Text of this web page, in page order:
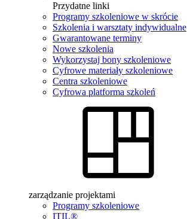
Przydatne linki
Programy szkoleniowe w skrócie
Szkolenia i warsztaty indywidualne
Gwarantowane terminy
Nowe szkolenia
Wykorzystaj bony szkoleniowe
Cyfrowe materiały szkoleniowe
Centra szkoleniowe
Cyfrowa platforma szkoleń
zarządzanie projektami
Programy szkoleniowe
ITIL®